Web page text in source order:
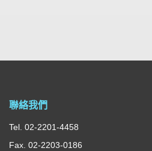
聯絡我們
Tel. 02-2201-4458
Fax. 02-2203-0186